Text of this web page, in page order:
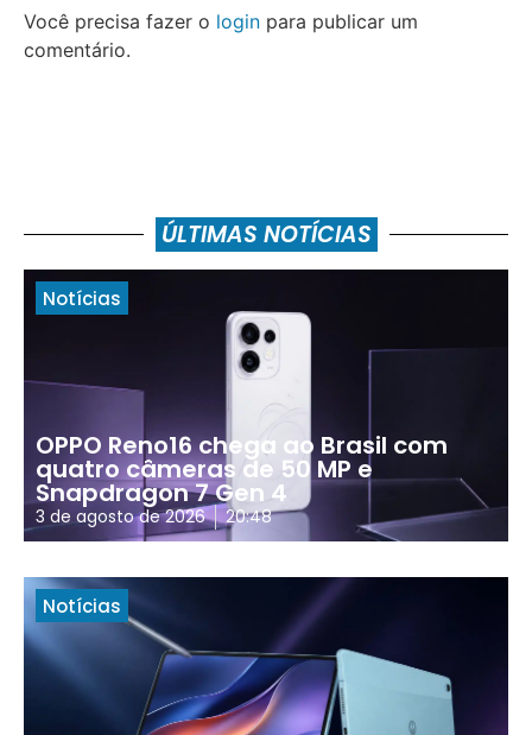
Você precisa fazer o login para publicar um
comentário.
ÚLTIMAS NOTÍCIAS
Notícias
OPPO Reno16 chega ao Brasil com
quatro câmeras de 50 MP e
Snapdragon 7 Gen 4
3 de agosto de 2026 20:48
Notícias